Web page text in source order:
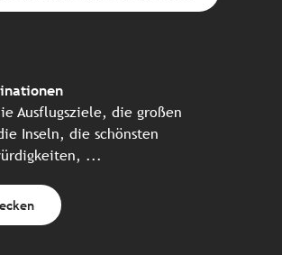
Ausflugsziele, die großen
Inseln, die schönsten
...